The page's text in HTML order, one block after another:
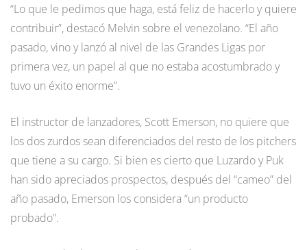
“Lo que le pedimos que haga, está feliz de hacerlo y quiere
contribuir”, destacó Melvin sobre el venezolano. “El año
pasado, vino y lanzó al nivel de las Grandes Ligas por
primera vez, un papel al que no estaba acostumbrado y
tuvo un éxito enorme”.
El instructor de lanzadores, Scott Emerson, no quiere que
los dos zurdos sean diferenciados del resto de los pitchers
que tiene a su cargo. Si bien es cierto que Luzardo y Puk
han sido apreciados prospectos, después del “cameo” del
año pasado, Emerson los considera “un producto
probado”.